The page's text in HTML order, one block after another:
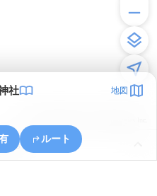
社 地図
ルート
目８